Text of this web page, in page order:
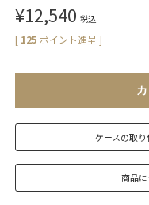
¥12,540 税込
[ 125 ポイント進呈 ]
ケースの取
商品